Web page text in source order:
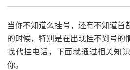
当你不知道么挂号，还有不知道首
的时候，特别是在出现挂不到号的
找代挂电话，下面就通过相关知
你。